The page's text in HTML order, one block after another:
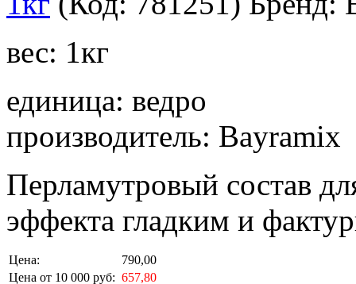
вес: 1кг
единица: ведро
производитель: Bayramix
Перламутровый состав
эффекта гладким и
Цена:
790,00
Цена от 10 000 руб: 657,80